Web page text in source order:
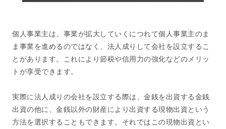
個人事業主は、事業が拡大していくにつれて個人事業主のま
ま事業を進めるのではなく、法人成りして会社を設立するこ
とがあります。これにより節税や信用力の強化などのメリッ
トが享受できます。
実際に法人成りの会社を設立する際は、金銭を出資する金銭
出資の他に、金銭以外の財産により出資する現物出資という
方法を選択することもできます。それではこの現物出資とい